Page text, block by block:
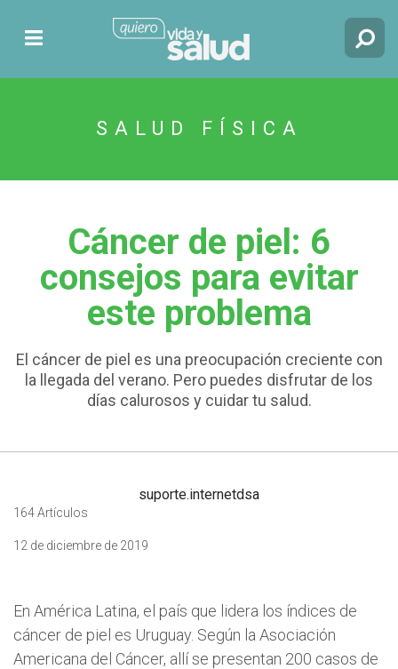
SALUD FÍSICA
Cáncer de piel: 6
consejos para evitar
este problema
El cáncer de piel es una preocupación creciente con
la llegada del verano. Pero puedes disfrutar de los
días calurosos y cuidar tu salud.
suporte.internetdsa
164 Artículos
12 de diciembre de 2019
En América Latina, el país que lidera los índices de
cáncer de piel es Uruguay. Según la Asociación
Americana del Cáncer, allí se presentan 200 casos de